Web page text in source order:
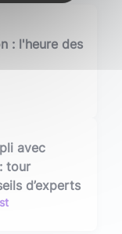
: l'heure des
avec
tour
d’experts